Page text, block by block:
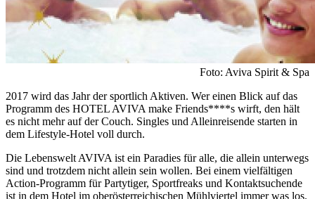
Foto: Aviva Spirit & Spa
2017 wird das Jahr der sportlich Aktiven. Wer einen Blick auf das
Programm des HOTEL AVIVA make Friends****s wirft, den hält
es nicht mehr auf der Couch. Singles und Alleinreisende starten in
dem Lifestyle-Hotel voll durch.
Die Lebenswelt AVIVA ist ein Paradies für alle, die allein unterwegs
sind und trotzdem nicht allein sein wollen. Bei einem vielfältigen
Action-Programm für Partytiger, Sportfreaks und Kontaktsuchende
ist in dem Hotel im oberösterreichischen Mühlviertel immer was los.